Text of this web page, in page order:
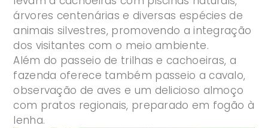
árvores centenárias e diversas espécies de
animais silvestres, promovendo a integração
dos visitantes com o meio ambiente.
Além do passeio de trilhas e cachoeiras, a
fazenda oferece também passeio a cavalo,
observação de aves e um delicioso almoço
com pratos regionais, preparado em fogão à
lenha.